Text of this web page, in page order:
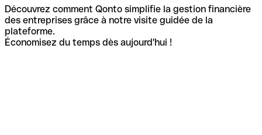
Découvrez comment Qonto simplifie la gestion financière
des entreprises grâce à notre visite guidée de la
plateforme.
Économisez du temps dès aujourd'hui !